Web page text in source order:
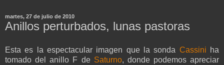
martes, 27 de julio de 2010
Anillos perturbados, lunas pastoras
Esta es la espectacular imagen que la sonda Cassini ha
tomado del anillo F de Saturno, donde podemos apreciar